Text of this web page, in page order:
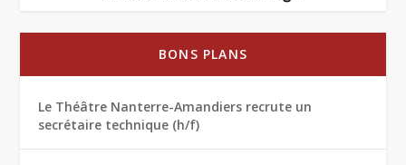
BONS PLANS
Le Théâtre Nanterre-Amandiers recrute un
secrétaire technique (h/f)